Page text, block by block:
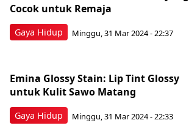
Gaya Hidup
Cocok untuk Remaja
Minggu, 31 Mar 2024 - 22:37
Gaya Hidup
Emina Glossy Stain: Lip Tint Glossy
untuk Kulit Sawo Matang
Minggu, 31 Mar 2024 - 22:33